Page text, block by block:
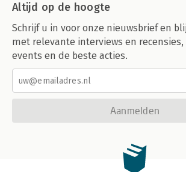
Altijd op de hoogte
Schrijf u in voor onze nieuwsbrief en
met relevante interviews en
events en de beste acties.
Aanmelden